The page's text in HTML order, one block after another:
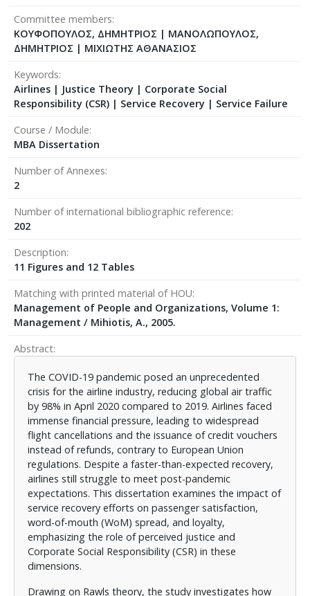
Committee members
ΚΟΥΦΟΠΟΥΛΟΣ, ΔΗΜΗΤΡΙΟΣ | ΜΑΝΟΛΩΠΟΥΛΟΣ,
ΔΗΜΗΤΡΙΟΣ | ΜΙΧΙΩΤΗΣ ΑΘΑΝΑΣΙΟΣ
Keywords
Airlines | Justice Theory | Corporate Social
Responsibility (CSR) | Service Recovery | Service Failure
Course / Module
MBA Dissertation
Number of Annexes
2
Number of international bibliographic reference
202
Description
11 Figures and 12 Tables
Matching with printed material of HOU
Management of People and Organizations, Volume 1:
Management / Mihiotis, A., 2005.
Abstract
The COVID-19 pandemic posed an unprecedented
crisis for the airline industry, reducing global air traffic
by 98% in April 2020 compared to 2019. Airlines faced
immense financial pressure, leading to widespread
flight cancellations and the issuance of credit vouchers
instead of refunds, contrary to European Union
regulations. Despite a faster-than-expected recovery,
airlines still struggle to meet post-pandemic
expectations. This dissertation examines the impact of
service recovery efforts on passenger satisfaction,
word-of-mouth (WoM) spread, and loyalty,
emphasizing the role of perceived justice and
Corporate Social Responsibility (CSR) in these
dimensions.
Drawing on Rawls theory, the study investigates how